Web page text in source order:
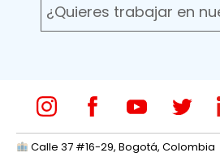
¿Quieres trabajar en
Calle 37 #16-29, Bogotá, Colombia